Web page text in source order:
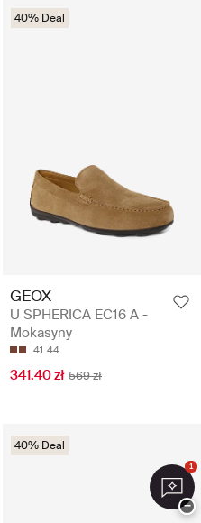
40% Deal
GEOX
U SPHERICA EC16 A -
Mokasyny
41 44
341.40 zł 569 zł
40% Deal
1
−